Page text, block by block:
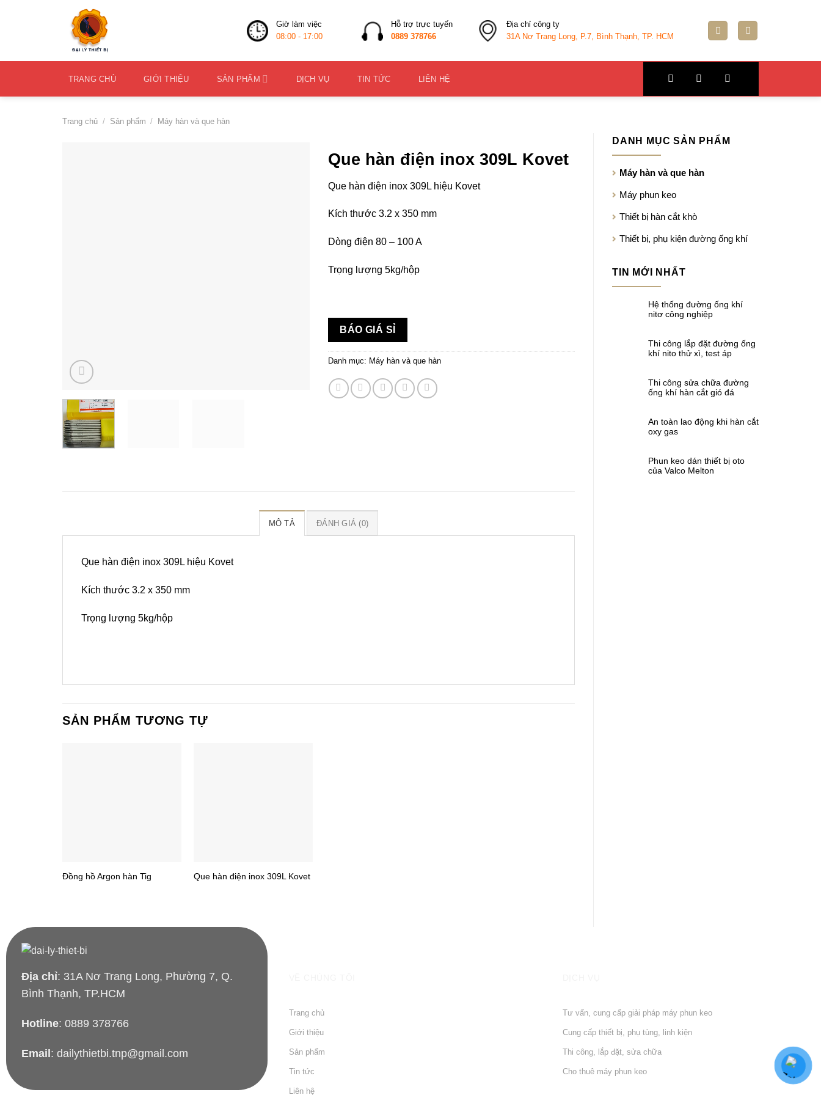
Giờ làm việc
08:00 - 17:00
Hỗ trợ trực tuyến
0889 378766
Địa chỉ công ty
31A Nơ Trang Long, P.7, Bình Thạnh, TP. HCM
TRANG CHỦ GIỚI THIỆU SẢN PHẨM DỊCH VỤ TIN TỨC LIÊN HỆ
Trang chủ / Sản phẩm / Máy hàn và que hàn
DANH MỤC SẢN PHẨM
Máy hàn và que hàn
Máy phun keo
Thiết bị hàn cắt khò
Thiết bị, phụ kiện đường ống khí
TIN MỚI NHẤT
Hệ thống đường ống khí
nitơ công nghiệp
Thi công lắp đặt đường ống
khí nito thử xì, test áp
Thi công sửa chữa đường
ống khí hàn cắt gió đá
An toàn lao động khi hàn cắt
oxy gas
Phun keo dán thiết bị oto
của Valco Melton
Que hàn điện inox 309L Kovet
Que hàn điện inox 309L hiệu Kovet
Kích thước 3.2 x 350 mm
Dòng điện 80 – 100 A
Trọng lượng 5kg/hộp
BÁO GIÁ SỈ
Danh mục: Máy hàn và que hàn
MÔ TẢ ĐÁNH GIÁ (0)
Que hàn điện inox 309L hiệu Kovet
Kích thước 3.2 x 350 mm
Trọng lượng 5kg/hộp
SẢN PHẨM TƯƠNG TỰ
Đồng hồ Argon hàn Tig Que hàn điện inox 309L Kovet
Địa chỉ: 31A Nơ Trang Long, Phường 7, Q.
Bình Thạnh, TP.HCM
Hotline: 0889 378766
Email: dailythietbi.tnp@gmail.com
Trang chủ
Giới thiệu
Sản phẩm
Tin tức
Liên hệ
Tư vấn, cung cấp giải pháp máy phun keo
Cung cấp thiết bị, phụ tùng, linh kiện
Thi công, lắp đặt, sửa chữa
Cho thuê máy phun keo